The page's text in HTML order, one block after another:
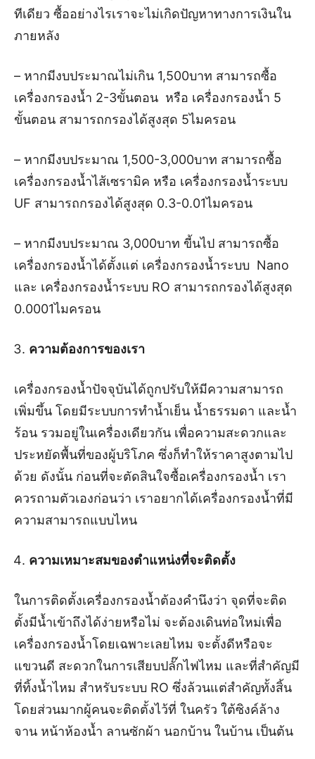
ทีเดียว ซื้ออย่างไรเราจะไม่เกิดปัญหาทางการเงินใน
ภายหลัง
– หากมีงบประมาณไม่เกิน 1,500บาท สามารถซื้อ
เครื่องกรองน้ำ 2-3ขั้นตอน หรือ เครื่องกรองน้ำ 5
ขั้นตอน สามารถกรองได้สูงสุด 5ไมครอน
– หากมีงบประมาณ 1,500-3,000บาท สามารถซื้อ
เครื่องกรองน้ำไส้เซรามิค หรือ เครื่องกรองน้ำระบบ
UF สามารถกรองได้สูงสุด 0.3-0.01ไมครอน
– หากมีงบประมาณ 3,000บาท ขี้นไป สามารถซื้อ
เครื่องกรองน้ำได้ตั้งแต่ เครื่องกรองน้ำระบบ Nano
และ เครื่องกรองน้ำระบบ RO สามารถกรองได้สูงสุด
0.0001ไมครอน
ความต้องการของเรา
เครื่องกรองน้ำปัจจุบันได้ถูกปรับให้มีความสามารถ
เพิ่มขึ้น โดยมีระบบการทำน้ำเย็น น้ำธรรมดา และน้ำ
ร้อน รวมอยู่ในเครื่องเดียวกัน เพื่อความสะดวกและ
ประหยัดพื้นที่ของผู้บริโภค ซึ่งก็ทำให้ราคาสูงตามไป
ด้วย ดังนั้น ก่อนที่จะตัดสินใจซื้อเครื่องกรองน้ำ เรา
ควรถามตัวเองก่อนว่า เราอยากได้เครื่องกรองน้ำที่มี
ความสามารถแบบไหน
ความเหมาะสมของตำแหน่งที่จะติดตั้ง
ในการติดตั้งเครื่องกรองน้ำต้องคำนึงว่า จุดที่จะติด
ตั้งมีน้ำเข้าถึงได้ง่ายหรือไม่ จะต้องเดินท่อใหม่เพื่อ
เครื่องกรองน้ำโดยเฉพาะเลยไหม จะตั้งดีหรือจะ
แขวนดี สะดวกในการเสียบปลั๊กไฟไหม และที่สำคัญมี
ที่ทิ้งน้ำไหม สำหรับระบบ RO ซึ่งล้วนแต่สำคัญทั้งสิ้น
โดยส่วนมากผู้คนจะติดตั้งไว้ที่ ในครัว ใต้ซิงค์ล้าง
จาน หน้าห้องน้ำ ลานซักผ้า นอกบ้าน ในบ้าน เป็นต้น